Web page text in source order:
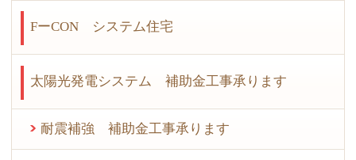
FーCON システム住宅
太陽光発電システム 補助金工事承ります
耐震補強 補助金工事承ります